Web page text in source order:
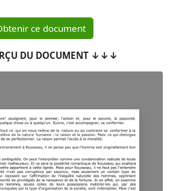
ce document
DU DOCUMENT ↓↓↓